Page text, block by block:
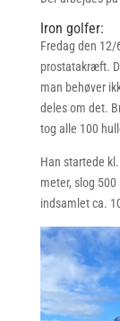
Iron golfer:
Fredag den
prostatakræft.
man behøver
deles om det.
tog alle 100
Han startede
meter, slog
indsamlet ca.